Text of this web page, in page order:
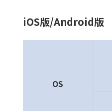
iOS版/Android版
OS